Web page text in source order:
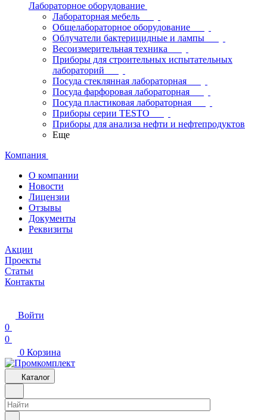
Лабораторное оборудование
Лабораторная мебель
Общелабораторное оборудование
Облучатели бактерицидные и лампы
Весоизмерительная техника
Приборы для строительных испытательных
лабораторий
Посуда стеклянная лабораторная
Посуда фарфоровая лабораторная
Посуда пластиковая лабораторная
Приборы серии TESTO
Приборы для анализа нефти и нефтепродуктов
Еще
Компания
О компании
Новости
Лицензии
Отзывы
Документы
Реквизиты
Акции
Проекты
Статьи
Контакты
Войти
0
0
0 Корзина
Каталог